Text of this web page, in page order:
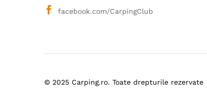
facebook.com/CarpingClub
© 2025 Carping.ro. Toate drepturile rezervate